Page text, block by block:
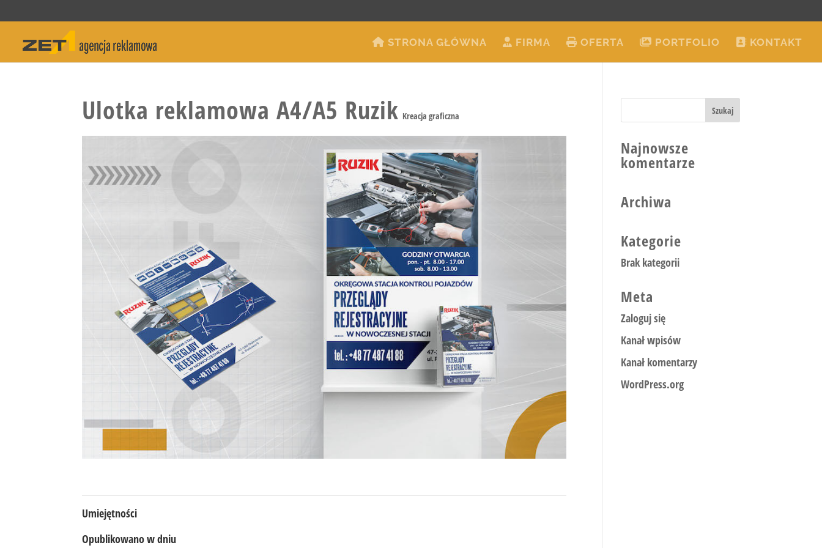
STRONA GŁÓWNA FIRMA OFERTA PORTFOLIO KONTAKT
Ulotka reklamowa A4/A5 Ruzik Kreacja graficzna
Umiejętności
Opublikowano w dniu
Najnowsze
komentarze
Archiwa
Kategorie
Brak kategorii
Meta
Zaloguj się
Kanał wpisów
Kanał komentarzy
WordPress.org